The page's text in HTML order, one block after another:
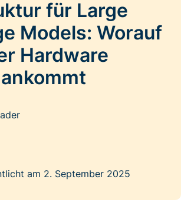
für Large
Models: Worauf
Hardware
am 2. September 2025